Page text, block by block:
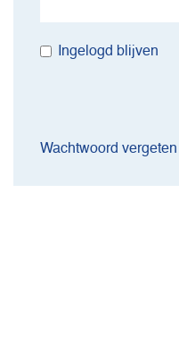
Ingelogd blijven
Wachtwoord vergeten